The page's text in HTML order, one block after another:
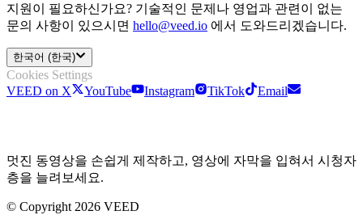
지원이 필요하신가요? 기술적인 문제나 영업과 관련이 없는
문의 사항이 있으시면 hello@veed.io 에서 도와드리겠습니다.
한국어 (한국)
Cookies Settings
VEED on X
YouTube Instagram TikTok Email
멋진 동영상을 손쉽게 제작하고, 영상에 자막을 입혀서 시청자
층을 늘려보세요.
© Copyright 2026 VEED